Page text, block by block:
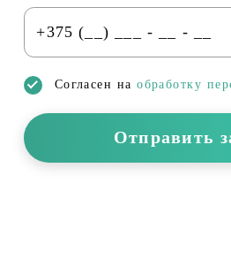
Согласен наобработку
Отправить